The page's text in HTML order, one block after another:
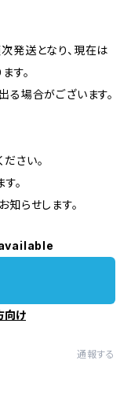
発送となり、現在は
す。
場合がございます。
さい。
。
らせします。
向け
通報する